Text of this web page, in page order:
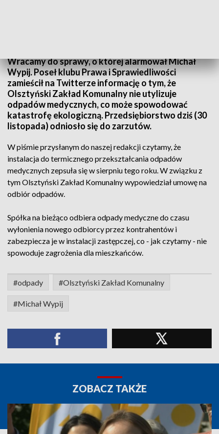
Wracamy do sprawy, o której alarmował Michał
Wypij. Poseł klubu Prawa i Sprawiedliwości
zamieścił na Twitterze informację o tym, że
Olsztyński Zakład Komunalny nie utylizuje
odpadów medycznych, co może spowodować
katastrofę ekologiczną. Przedsiębiorstwo dziś (30
listopada) odniosło się do zarzutów.
W piśmie przysłanym do naszej redakcji czytamy, że
instalacja do termicznego przekształcania odpadów
medycznych zepsuła się w sierpniu tego roku. W związku z
tym Olsztyński Zakład Komunalny wypowiedział umowę na
odbiór odpadów.
Spółka na bieżąco odbiera odpady medyczne do czasu
wyłonienia nowego odbiorcy przez kontrahentów i
zabezpiecza je w instalacji zastępczej, co - jak czytamy - nie
spowoduje zagrożenia dla mieszkańców.
#odpady #Olsztyński Zakład Komunalny
#Michał Wypij
ZOBACZ TAKŻE